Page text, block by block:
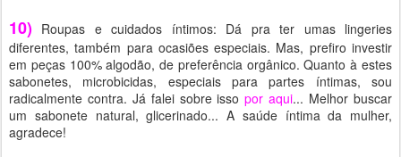
10) Roupas e cuidados íntimos: Dá pra ter umas lingeries
diferentes, também para ocasiões especiais. Mas, prefiro investir
em peças 100% algodão, de preferência orgânico. Quanto à estes
sabonetes, microbicidas, especiais para partes íntimas, sou
radicalmente contra. Já falei sobre issopor aqui... Melhor buscar
um sabonete natural, glicerinado... A saúde íntima da mulher,
agradece!